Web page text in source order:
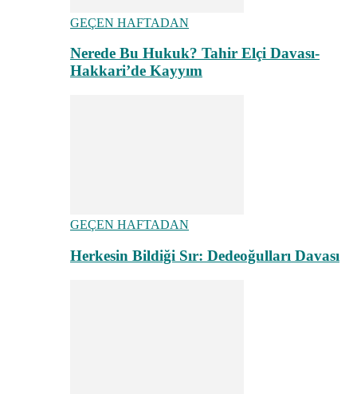
GEÇEN HAFTADAN
Nerede Bu Hukuk? Tahir Elçi Davası-
Hakkari’de Kayyım
GEÇEN HAFTADAN
Herkesin Bildiği Sır: Dedeoğulları Davası